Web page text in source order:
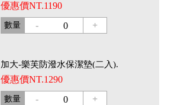
優惠價NT.1190
數量 - 0 +
加大-樂芙防潑水保潔墊(二入).
優惠價NT.1290
數量 - 0 +